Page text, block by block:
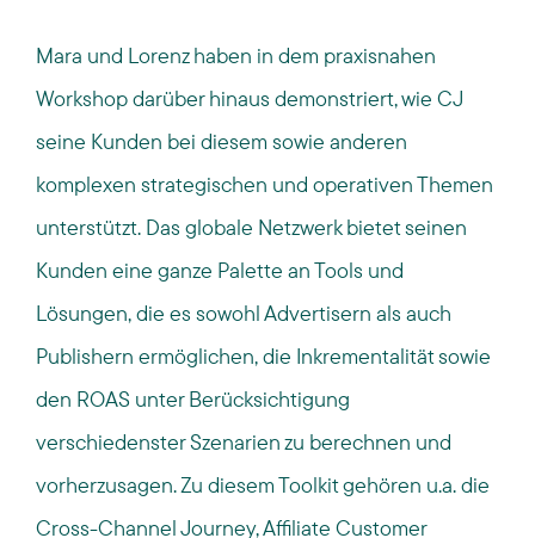
Mara und Lorenz haben in dem praxisnahen
Workshop darüber hinaus demonstriert, wie CJ
seine Kunden bei diesem sowie anderen
komplexen strategischen und operativen Themen
unterstützt. Das globale Netzwerk bietet seinen
Kunden eine ganze Palette an Tools und
Lösungen, die es sowohl Advertisern als auch
Publishern ermöglichen, die Inkrementalität sowie
den ROAS unter Berücksichtigung
verschiedenster Szenarien zu berechnen und
vorherzusagen. Zu diesem Toolkit gehören u.a. die
Cross-Channel Journey, Affiliate Customer